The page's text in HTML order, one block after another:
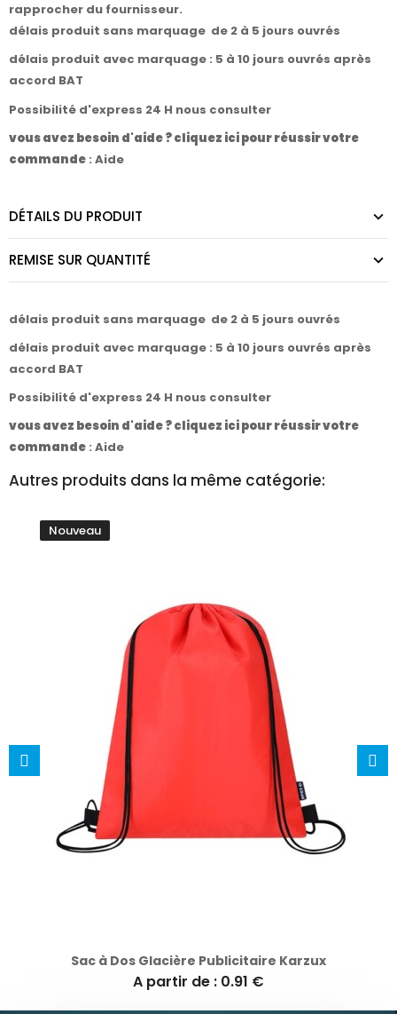
rapprocher du fournisseur.
délais produit sans marquage de 2 à 5 jours ouvrés
délais produit avec marquage : 5 à 10 jours ouvrés après
accord BAT
Possibilité d'express 24 H nous consulter
vous avez besoin d'aide ? cliquez ici pour réussir votre
commande : Aide
DÉTAILS DU PRODUIT
REMISE SUR QUANTITÉ
délais produit sans marquage de 2 à 5 jours ouvrés
délais produit avec marquage : 5 à 10 jours ouvrés après
accord BAT
Possibilité d'express 24 H nous consulter
vous avez besoin d'aide ? cliquez ici pour réussir votre
commande : Aide
Autres produits dans la même catégorie:
Nouveau
Sac à Dos Glacière Publicitaire Karzux
A partir de : 0.91 €